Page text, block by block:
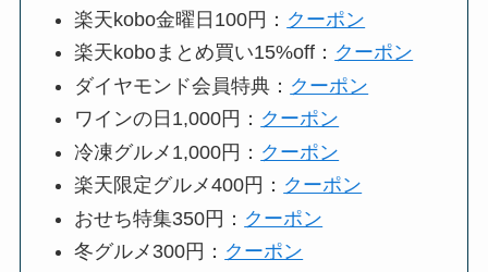
楽天kobo金曜日100円： クーポン
楽天koboまとめ買い15%off： クーポン
ダイヤモンド会員特典： クーポン
ワインの日1,000円： クーポン
冷凍グルメ1,000円： クーポン
楽天限定グルメ400円： クーポン
おせち特集350円： クーポン
冬グルメ300円： クーポン